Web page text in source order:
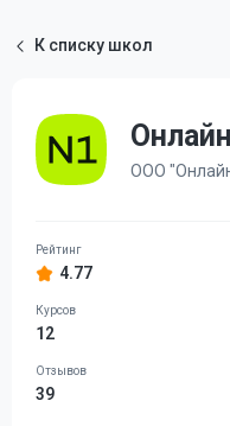
К списку школ
ООО
4.77
12
39